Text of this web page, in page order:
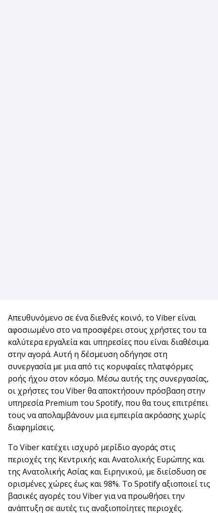
Απευθυνόμενο σε ένα διεθνές κοινό, το Viber είναι
αφοσιωμένο στο να προσφέρει στους χρήστες του τα
καλύτερα εργαλεία και υπηρεσίες που είναι διαθέσιμα
στην αγορά. Αυτή η δέσμευση οδήγησε στη
συνεργασία με μια από τις κορυφαίες πλατφόρμες
ροής ήχου στον κόσμο. Μέσω αυτής της συνεργασίας,
οι χρήστες του Viber θα αποκτήσουν πρόσβαση στην
υπηρεσία Premium του Spotify, που θα τους επιτρέπει
τους να απολαμβάνουν μια εμπειρία ακρόασης χωρίς
διαφημίσεις.
Το Viber κατέχει ισχυρό μερίδιο αγοράς στις
περιοχές της Κεντρικής και Ανατολικής Ευρώπης και
της Ανατολικής Ασίας και Ειρηνικού, με διείσδυση σε
ορισμένες χώρες έως και 98%. Το Spotify αξιοποιεί τις
βασικές αγορές του Viber για να προωθήσει την
ανάπτυξη σε αυτές τις αναξιοποίητες περιοχές.